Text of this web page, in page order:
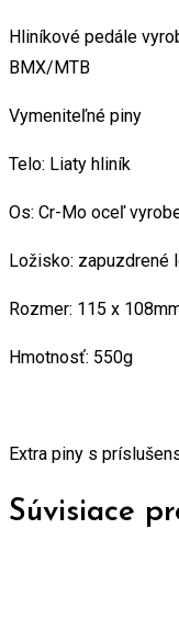
Hliníkové pedále
BMX/MTB
Vymeniteľné piny
Telo: Liaty hliník
Os: Cr-Mo oceľ
Ložisko: zapuzdrené
Rozmer: 115 x
Hmotnosť: 550g
Extra piny s
Súvisiace